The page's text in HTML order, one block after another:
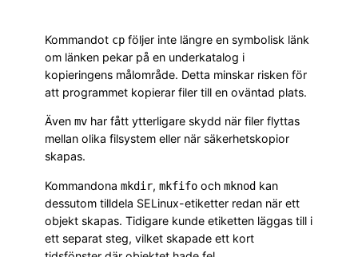
Kommandot cp följer inte längre en symbolisk länk
om länken pekar på en underkatalog i
kopieringens målområde. Detta minskar risken för
att programmet kopierar filer till en oväntad plats.
Även mv har fått ytterligare skydd när filer flyttas
mellan olika filsystem eller när säkerhetskopior
skapas.
Kommandona mkdir, mkfifo och mknod kan
dessutom tilldela SELinux-etiketter redan när ett
objekt skapas. Tidigare kunde etiketten läggas till i
ett separat steg, vilket skapade ett kort